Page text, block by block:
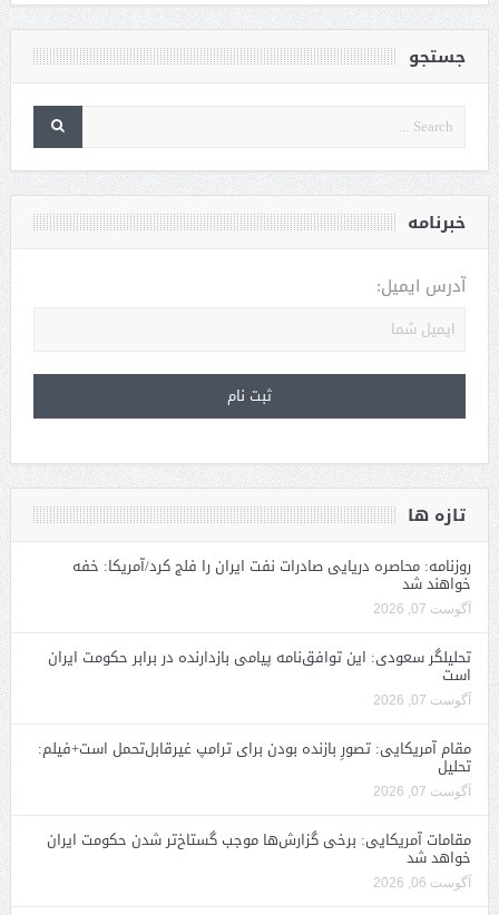
جستجو
خبرنامه
آدرس ایمیل:
تازه ها
روزنامه: محاصره دریایی صادرات نفت ایران را فلج کرد/آمریکا: خفه
خواهند شد
آگوست 07, 2026
تحلیلگر سعودی: این توافق‌نامه پیامی بازدارنده در برابر حکومت ایران
است
آگوست 07, 2026
مقام آمریکایی: تصورِ بازنده بودن برای ترامپ غیرقابل‌تحمل است+فیلم:
تحلیل
آگوست 07, 2026
مقامات آمریکایی: برخی گزارش‌ها موجب گستاخ‌تر شدن حکومت ایران
خواهد شد
آگوست 06, 2026